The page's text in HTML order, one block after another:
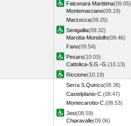
Falconara Marittima(09.05)
Montemarciano(09.19)
Marzocca(09.25)
Senigallia(09.32)
Marotta-Mondolfo(09.46)
Fano(09.54)
Pesaro(10.03)
Cattolica-S.G.-G. (10.13)
Riccione(10.19)
Serra S.Quirico(08.38)
Castelplanio-C. (08.47)
Montecarotto-C. (08.53)
Jesi(08.59)
Chiaravalle(09.06)